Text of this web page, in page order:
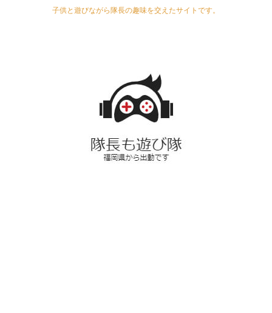
子供と遊びながら隊長の趣味を交えたサイトです。